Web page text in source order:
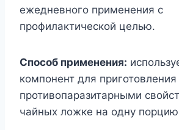
ежедневного применения с
профилактической целью.
Способ применения:
компонент для
противопаразитарными
чайных ложке на одну